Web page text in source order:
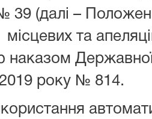
39 (далі –
та
Державної
року № 814.